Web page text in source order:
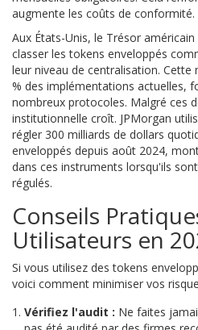
augmente les coûts de conformité.
Aux États-Unis, le Trésor
classer les tokens enveloppés
leur niveau de centralisation.
% des implémentations actuelles,
nombreux protocoles. Malgré ces
institutionnelle croît. JPMorgan
régler 300 milliards de dollars
enveloppés depuis août 2024,
dans ces instruments lorsqu'ils
régulés.
Conseils
Utilisateurs en
Si vous utilisez des tokens
voici comment minimiser vos
Vérifiez l'audit : Ne faites